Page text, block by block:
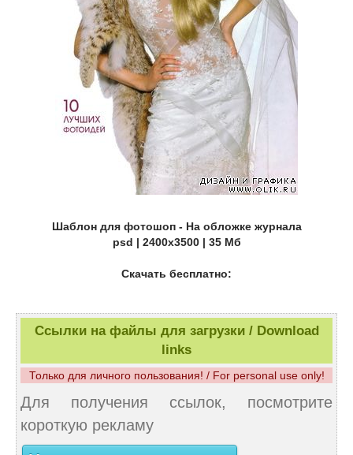
Шаблон для фотошоп - На обложке журнала
psd | 2400x3500 | 35 Мб
Скачать бесплатно:
Ссылки на файлы для загрузки / Download
links
Только для личного пользования! / For personal use only!
Для получения ссылок, посмотрите
короткую рекламу